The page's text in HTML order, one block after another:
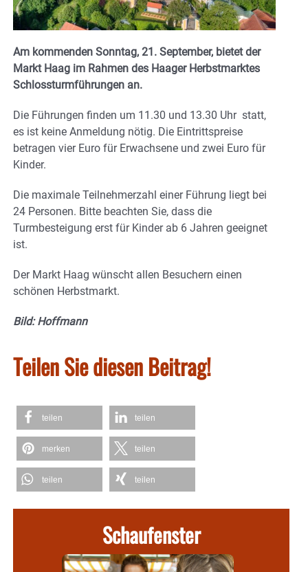
Am kommenden Sonntag, 21. September, bietet der
Markt Haag im Rahmen des Haager Herbstmarktes
Schlossturmführungen an.
Die Führungen finden um 11.30 und 13.30 Uhr statt,
es ist keine Anmeldung nötig. Die Eintrittspreise
betragen vier Euro für Erwachsene und zwei Euro für
Kinder.
Die maximale Teilnehmerzahl einer Führung liegt bei
24 Personen. Bitte beachten Sie, dass die
Turmbesteigung erst für Kinder ab 6 Jahren geeignet
ist.
Der Markt Haag wünscht allen Besuchern einen
schönen Herbstmarkt.
Bild: Hoffmann
Teilen Sie diesen Beitrag!
teilen teilen
merken teilen
teilen teilen
Schaufenster